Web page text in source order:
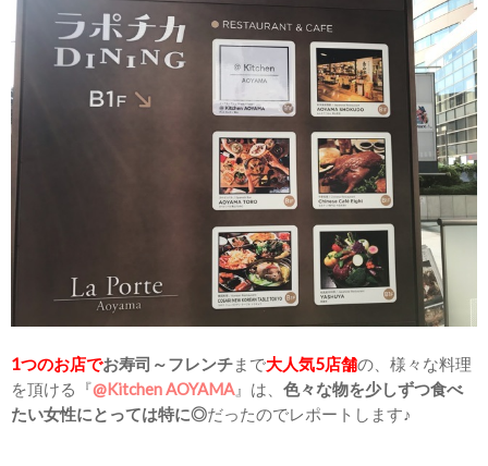
1つのお店でお寿司～フレンチまで大人気5店舗の、様々な料理
を頂ける『@Kitchen AOYAMA』は、 色々な物を少しずつ食べ
たい女性にとっては特に◎だったのでレポートします♪